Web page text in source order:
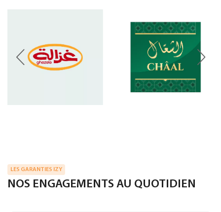
LES GARANTIES IZY
NOS ENGAGEMENTS AU QUOTIDIEN